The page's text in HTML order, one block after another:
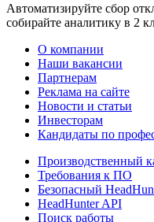
Автоматизируйте сбор
собирайте аналитику в 2
О компании
Наши вакансии
Партнерам
Реклама на сайте
Новости и статьи
Инвесторам
Кандидаты по
Производственный
Требования к ПО
Безопасный
HeadHunter API
Поиск работы